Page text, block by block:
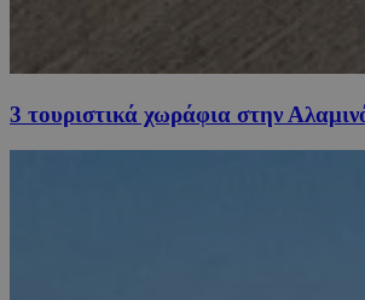
3 τουριστικά χωράφια στην